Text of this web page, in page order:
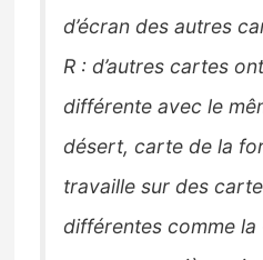
d’écran des autres
R : d’autres cartes
différente avec le
désert, carte de la
travaille sur des
différentes comme